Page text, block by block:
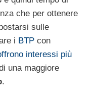
che per ottenere
sulle
i BTP con
interessi più
una maggiore
.